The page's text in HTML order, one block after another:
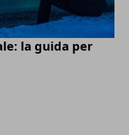
la guida per